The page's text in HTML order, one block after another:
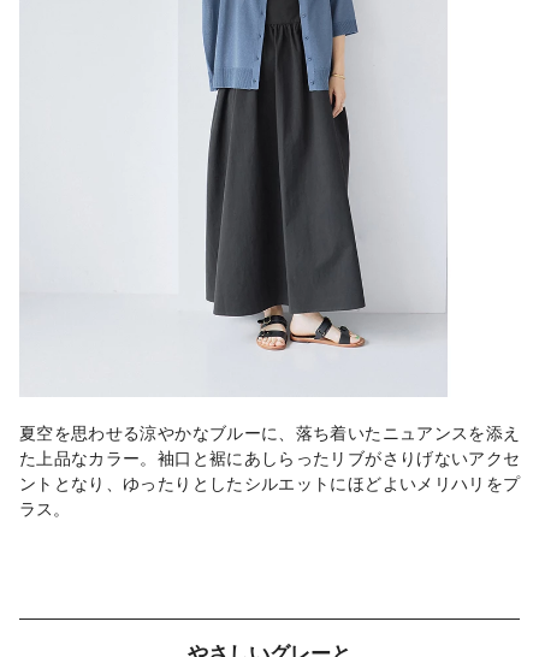
夏空を思わせる涼やかなブルーに、落ち着いたニュアンスを添え
た上品なカラー。袖口と裾にあしらったリブがさりげないアクセ
ントとなり、ゆったりとしたシルエットにほどよいメリハリをプ
ラス。